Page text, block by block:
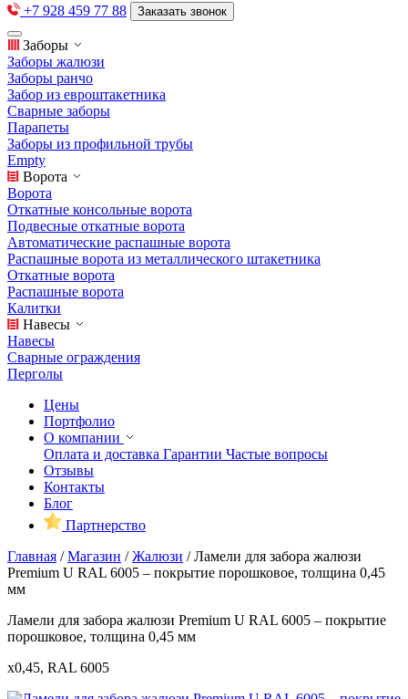
+7 928 459 77 88 Заказать звонок
Заборы
Заборы жалюзи
Заборы ранчо
Забор из евроштакетника
Сварные заборы
Парапеты
Заборы из профильной трубы
Empty
Ворота
Ворота
Откатные консольные ворота
Подвесные откатные ворота
Автоматические распашные ворота
Распашные ворота из металлического штакетника
Откатные ворота
Распашные ворота
Калитки
Навесы
Навесы
Сварные ограждения
Перголы
Цены
Портфолио
О компании
Оплата и доставка Гарантии Частые вопросы
Отзывы
Контакты
Блог
Партнерство
Главная /Магазин /Жалюзи /Ламели для забора жалюзи
Premium U RAL 6005 – покрытие порошковое, толщина 0,45
мм
Ламели для забора жалюзи Premium U RAL 6005 – покрытие
порошковое, толщина 0,45 мм
x0,45, RAL 6005